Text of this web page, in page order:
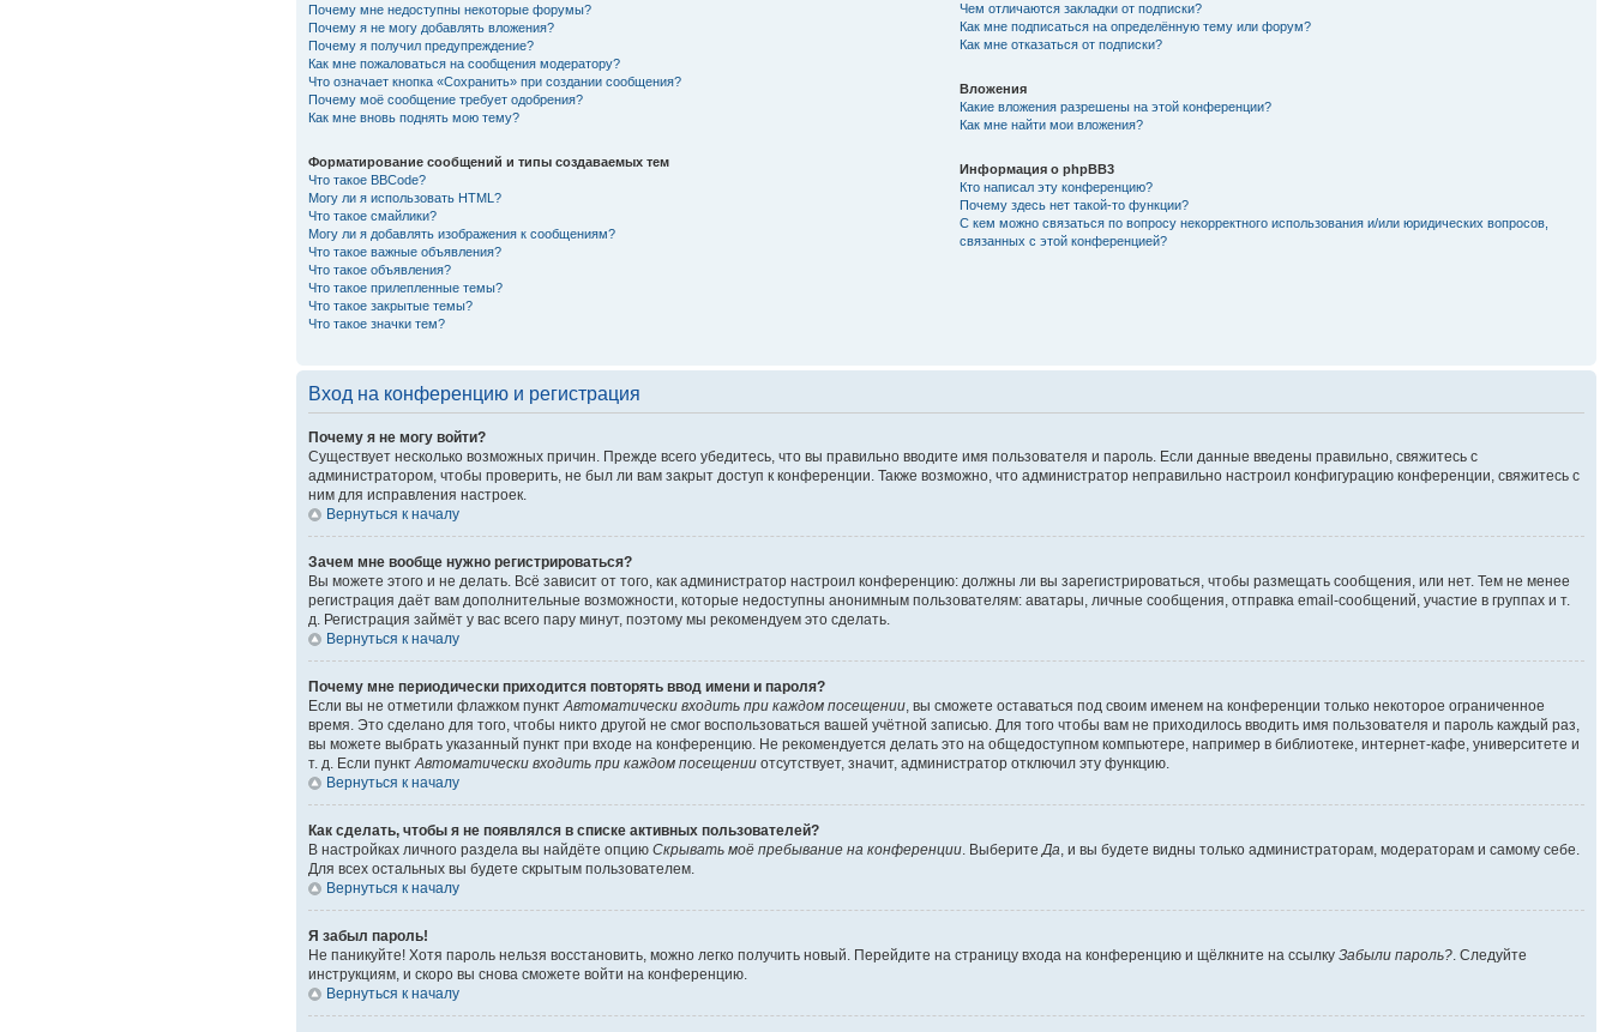
Почему мне недоступны некоторые форумы?
Почему я не могу добавлять вложения?
Почему я получил предупреждение?
Как мне пожаловаться на сообщения модератору?
Что означает кнопка «Сохранить» при создании сообщения?
Почему моё сообщение требует одобрения?
Как мне вновь поднять мою тему?
Форматирование сообщений и типы создаваемых тем
Что такое BBCode?
Могу ли я использовать HTML?
Что такое смайлики?
Могу ли я добавлять изображения к сообщениям?
Что такое важные объявления?
Что такое объявления?
Что такое прилепленные темы?
Что такое закрытые темы?
Что такое значки тем?
Чем отличаются закладки от подписки?
Как мне подписаться на определённую тему или форум?
Как мне отказаться от подписки?
Вложения
Какие вложения разрешены на этой конференции?
Как мне найти мои вложения?
Информация о phpBB3
Кто написал эту конференцию?
Почему здесь нет такой-то функции?
С кем можно связаться по вопросу некорректного использования и/или юридических вопросов,
связанных с этой конференцией?
Вход на конференцию и регистрация
Почему я не могу войти?
Существует несколько возможных причин. Прежде всего убедитесь, что вы правильно вводите имя пользователя и пароль. Если данные введены правильно, свяжитесь с
администратором, чтобы проверить, не был ли вам закрыт доступ к конференции. Также возможно, что администратор неправильно настроил конфигурацию конференции, свяжитесь с
ним для исправления настроек.
Вернуться к началу
Зачем мне вообще нужно регистрироваться?
Вы можете этого и не делать. Всё зависит от того, как администратор настроил конференцию: должны ли вы зарегистрироваться, чтобы размещать сообщения, или нет. Тем не менее
регистрация даёт вам дополнительные возможности, которые недоступны анонимным пользователям: аватары, личные сообщения, отправка email-сообщений, участие в группах и т.
д. Регистрация займёт у вас всего пару минут, поэтому мы рекомендуем это сделать.
Вернуться к началу
Почему мне периодически приходится повторять ввод имени и пароля?
Если вы не отметили флажком пунктАвтоматически входить при каждом посещении, вы сможете оставаться под своим именем на конференции только некоторое ограниченное
время. Это сделано для того, чтобы никто другой не смог воспользоваться вашей учётной записью. Для того чтобы вам не приходилось вводить имя пользователя и пароль каждый раз,
вы можете выбрать указанный пункт при входе на конференцию. Не рекомендуется делать это на общедоступном компьютере, например в библиотеке, интернет-кафе, университете и
т. д. Если пунктАвтоматически входить при каждом посещении отсутствует, значит, администратор отключил эту функцию.
Вернуться к началу
Как сделать, чтобы я не появлялся в списке активных пользователей?
В настройках личного раздела вы найдёте опцию Скрывать моё пребывание на конференции. ВыберитеДа, и вы будете видны только администраторам, модераторам и самому себе.
Для всех остальных вы будете скрытым пользователем.
Вернуться к началу
Я забыл пароль!
Не паникуйте! Хотя пароль нельзя восстановить, можно легко получить новый. Перейдите на страницу входа на конференцию и щёлкните на ссылку Забыли пароль?. Следуйте
инструкциям, и скоро вы снова сможете войти на конференцию.
Вернуться к началу